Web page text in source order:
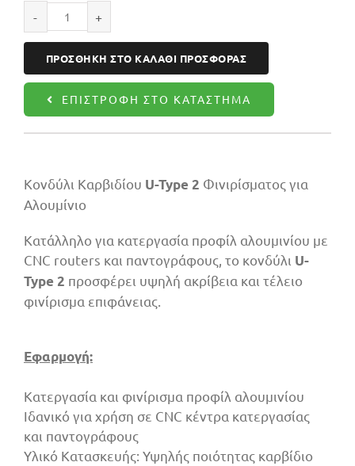
Κονδύλι
αλουμινίου
10X25X120
Z1
ποσότητα
ΠΡΟΣΘΉΚΗ ΣΤΟ ΚΑΛΆΘΙ ΠΡΟΣΦΟΡΆΣ
ΕΠΙΣΤΡΟΦΉ ΣΤΟ ΚΑΤΆΣΤΗΜΑ
Κονδύλι Καρβιδίου U-Type 2 Φινιρίσματος για
Αλουμίνιο
Κατάλληλο για κατεργασία προφίλ αλουμινίου με
CNC routers και παντογράφους, το κονδύλι U-
Type 2 προσφέρει υψηλή ακρίβεια και τέλειο
φινίρισμα επιφάνειας.
Εφαρμογή:
Κατεργασία και φινίρισμα προφίλ αλουμινίου
Ιδανικό για χρήση σε CNC κέντρα κατεργασίας
και παντογράφους
Υλικό Κατασκευής: Υψηλής ποιότητας καρβίδιο